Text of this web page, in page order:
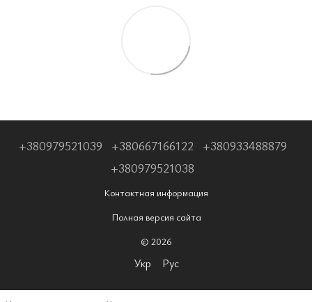
+380979521039 +380667166122
+380933488879
+380979521038
Контактная информация
Полная версия сайта
© 2026
Укр Рус